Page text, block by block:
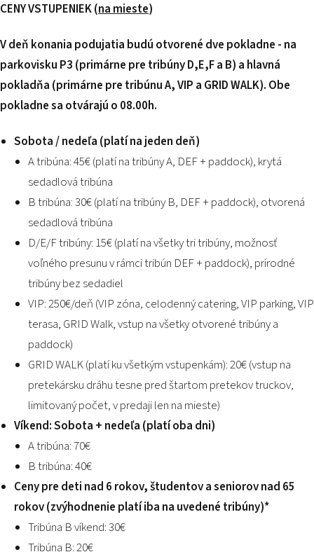
CENY VSTUPENIEK (na mieste)
V deň konania podujatia budú otvorené dve pokladne - na
parkovisku P3 (primárne pre tribúny D,E,F a B) a hlavná
pokladňa (primárne pre tribúnu A, VIP a GRID WALK). Obe
pokladne sa otvárajú o 08.00h.
Sobota / nedeľa (platí na jeden deň)
A tribúna: 45€ (platí na tribúny A, DEF + paddock), krytá
sedadlová tribúna
B tribúna: 30€ (platí na tribúny B, DEF + paddock), otvorená
sedadlová tribúna
D/E/F tribúny: 15€ (platí na všetky tri tribúny, možnosť
voľného presunu v rámci tribún DEF + paddock), prírodné
tribúny bez sedadiel
VIP: 250€/deň (VIP zóna, celodenný catering, VIP parking, VIP
terasa, GRID Walk, vstup na všetky otvorené tribúny a
paddock)
GRID WALK (platí ku všetkým vstupenkám): 20€ (vstup na
pretekársku dráhu tesne pred štartom pretekov truckov,
limitovaný počet, v predaji len na mieste)
Víkend: Sobota + nedeľa (platí oba dni)
A tribúna: 70€
B tribúna: 40€
Ceny pre deti nad 6 rokov, študentov a seniorov nad 65
rokov (zvýhodnenie platí iba na uvedené tribúny)*
Tribúna B víkend: 30€
Tribúna B: 20€